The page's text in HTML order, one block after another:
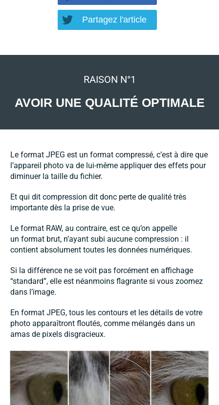
Partagez l'article
RAISON N°1
AVOIR UNE QUALITÉ OPTIMALE
Le format JPEG est un format compressé, c’est à dire que
l’appareil photo va de lui-même appliquer des effets pour
diminuer la taille du fichier.
Et qui dit compression dit donc perte de qualité très
importante dès la prise de vue.
Le format RAW, au contraire, est ce qu’on appelle
un format brut, n’ayant subi aucune compression : il
contient absolument toutes les données numériques.
Si la différence ne se voit pas forcément en affichage
“standard”, elle est néanmoins flagrante si vous zoomez
dans l’image.
En format JPEG, tous les contours et les détails de votre
photo apparaîtront floutés, comme mélangés dans un
amas de pixels disgracieux.